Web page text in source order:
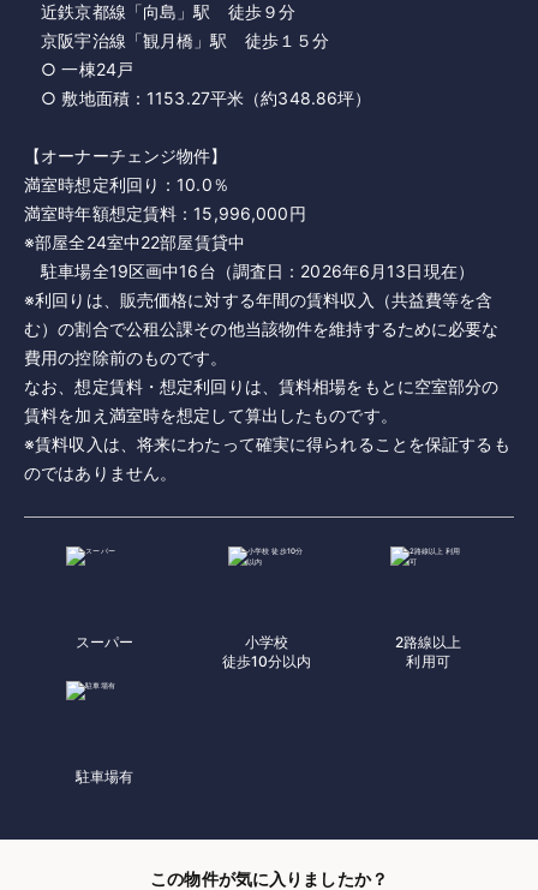
近鉄京都線「向島」駅 徒歩９分
京阪宇治線「観月橋」駅 徒歩１５分
○ 一棟24戸
○ 敷地面積：1153.27平米（約348.86坪）
【オーナーチェンジ物件】
満室時想定利回り：10.0％
満室時年額想定賃料：15,996,000円
※部屋全24室中22部屋賃貸中
駐車場全19区画中16台（調査日：2026年6月13日現在）
※利回りは、販売価格に対する年間の賃料収入（共益費等を含
む）の割合で公租公課その他当該物件を維持するために必要な
費用の控除前のものです。
なお、想定賃料・想定利回りは、賃料相場をもとに空室部分の
賃料を加え満室時を想定して算出したものです。
※賃料収入は、将来にわたって確実に得られることを保証するも
のではありません。
スーパー
小学校
徒歩10分以内
2路線以上
利用可
駐車場有
この物件が気に入りましたか？